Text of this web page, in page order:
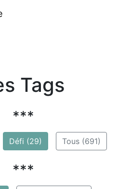
Tags
***
Défi (29) Tous (691)
***